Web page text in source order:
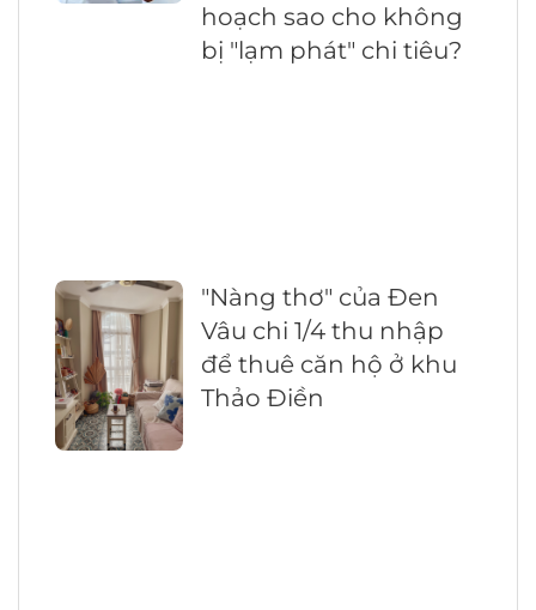
hoạch sao cho không
bị "lạm phát" chi tiêu?
"Nàng thơ" của Đen
Vâu chi 1/4 thu nhập
để thuê căn hộ ở khu
Thảo Điền